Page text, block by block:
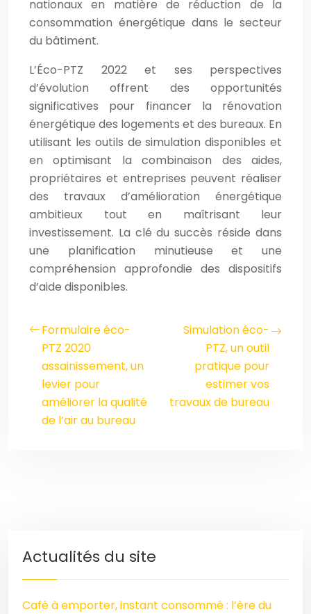
nationaux en matière de réduction de la
consommation énergétique dans le secteur
du bâtiment.
L’Éco-PTZ 2022 et ses perspectives
d’évolution offrent des opportunités
significatives pour financer la rénovation
énergétique des logements et des bureaux. En
utilisant les outils de simulation disponibles et
en optimisant la combinaison des aides,
propriétaires et entreprises peuvent réaliser
des travaux d’amélioration énergétique
ambitieux tout en maîtrisant leur
investissement. La clé du succès réside dans
une planification minutieuse et une
compréhension approfondie des dispositifs
d’aide disponibles.
Formulaire éco-
PTZ 2020
assainissement, un
levier pour
améliorer la qualité
de l’air au bureau
Simulation éco-
PTZ, un outil
pratique pour
estimer vos
travaux de bureau
Actualités du site
Café à emporter, instant consommé : l’ère du